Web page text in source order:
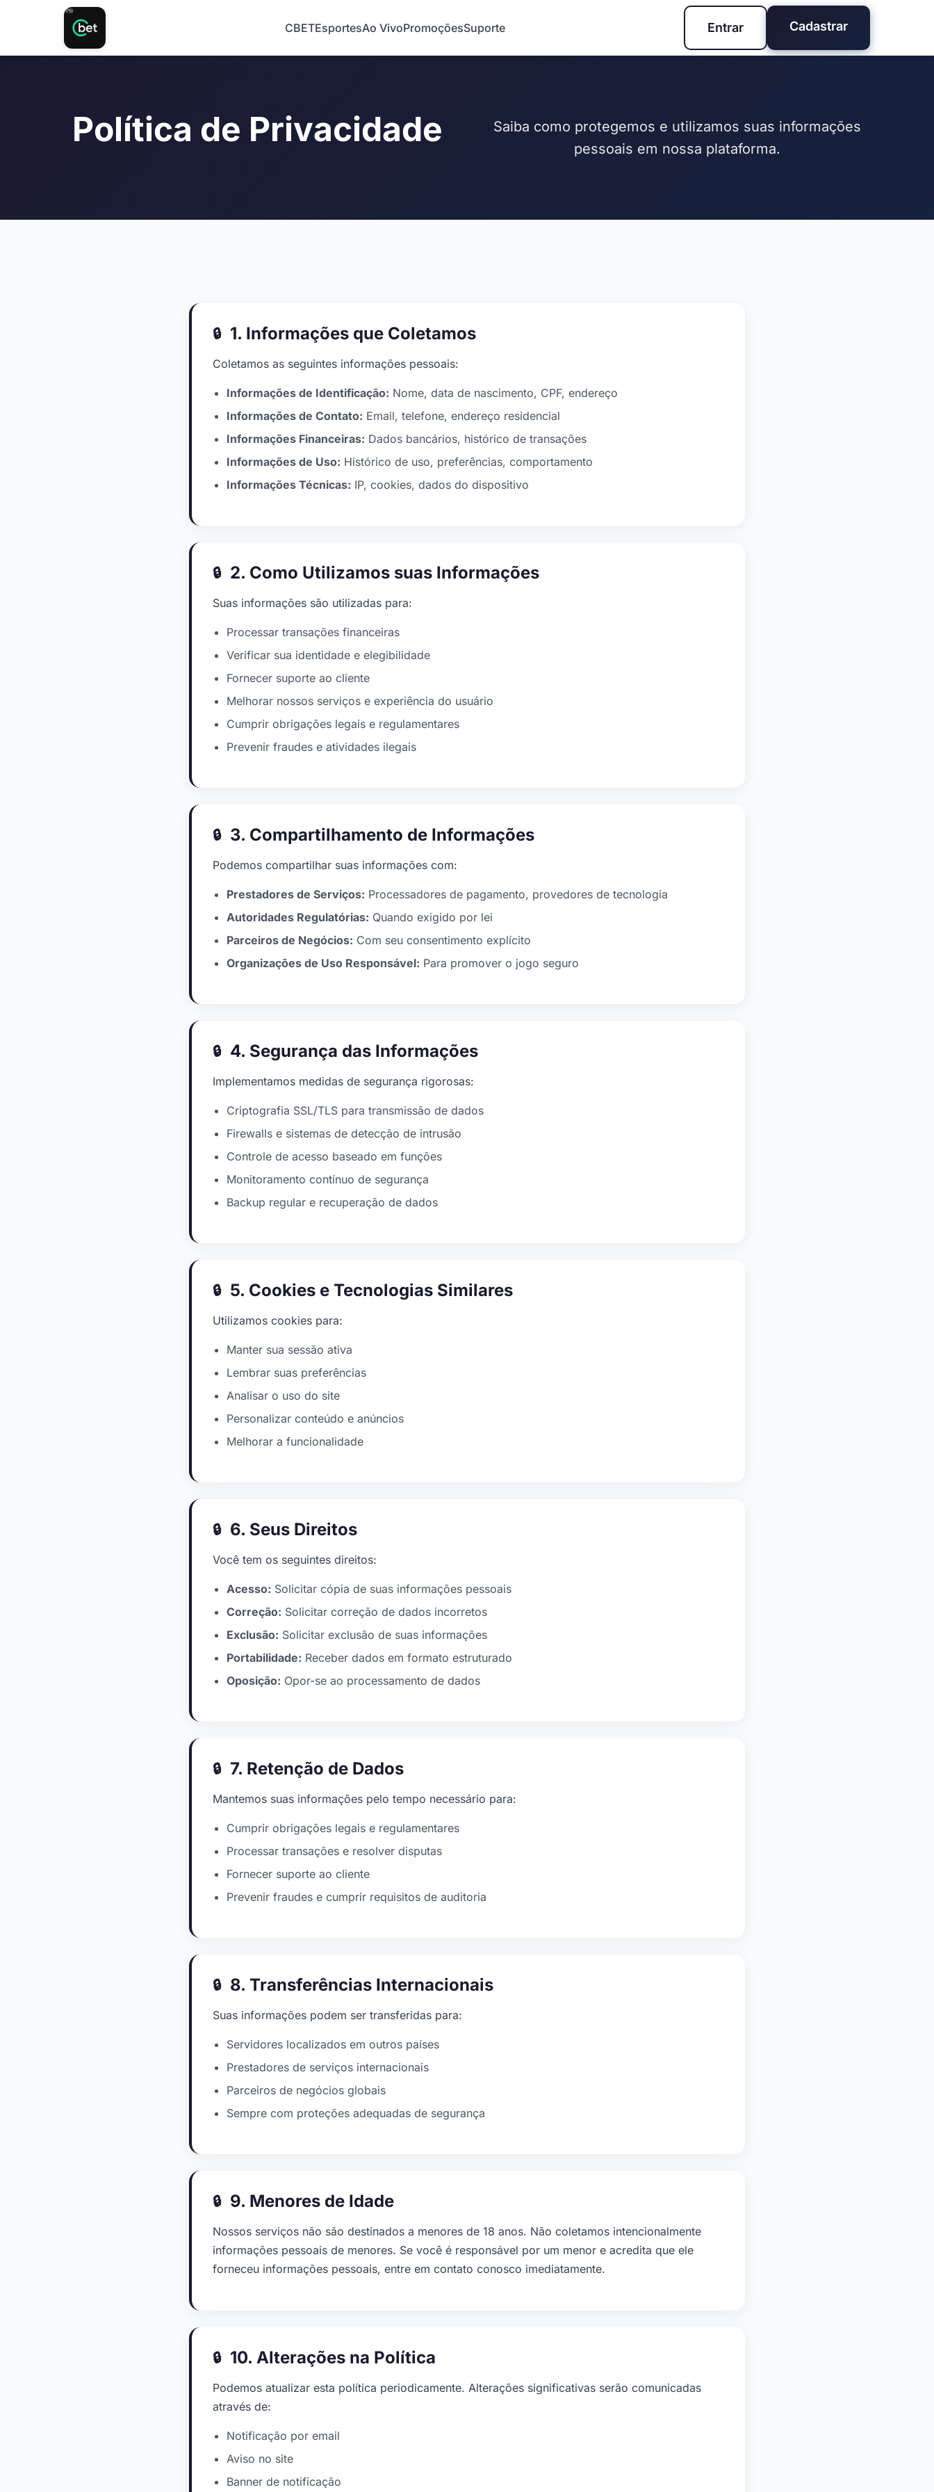
CBETEsportesAo VivoPromoçõesSuporte Entrar Cadastrar
Política de Privacidade
Saiba como protegemos e utilizamos suas informações
pessoais em nossa plataforma.
1. Informações que Coletamos
Coletamos as seguintes informações pessoais:
Informações de Identificação: Nome, data de nascimento, CPF, endereço
Informações de Contato: Email, telefone, endereço residencial
Informações Financeiras: Dados bancários, histórico de transações
Informações de Uso: Histórico de uso, preferências, comportamento
Informações Técnicas: IP, cookies, dados do dispositivo
2. Como Utilizamos suas Informações
Suas informações são utilizadas para:
Processar transações financeiras
Verificar sua identidade e elegibilidade
Fornecer suporte ao cliente
Melhorar nossos serviços e experiência do usuário
Cumprir obrigações legais e regulamentares
Prevenir fraudes e atividades ilegais
3. Compartilhamento de Informações
Podemos compartilhar suas informações com:
Prestadores de Serviços: Processadores de pagamento, provedores de tecnologia
Autoridades Regulatórias: Quando exigido por lei
Parceiros de Negócios: Com seu consentimento explícito
Organizações de Uso Responsável: Para promover o jogo seguro
4. Segurança das Informações
Implementamos medidas de segurança rigorosas:
Criptografia SSL/TLS para transmissão de dados
Firewalls e sistemas de detecção de intrusão
Controle de acesso baseado em funções
Monitoramento contínuo de segurança
Backup regular e recuperação de dados
5. Cookies e Tecnologias Similares
Utilizamos cookies para:
Manter sua sessão ativa
Lembrar suas preferências
Analisar o uso do site
Personalizar conteúdo e anúncios
Melhorar a funcionalidade
6. Seus Direitos
Você tem os seguintes direitos:
Acesso: Solicitar cópia de suas informações pessoais
Correção: Solicitar correção de dados incorretos
Exclusão: Solicitar exclusão de suas informações
Portabilidade: Receber dados em formato estruturado
Oposição: Opor-se ao processamento de dados
7. Retenção de Dados
Mantemos suas informações pelo tempo necessário para:
Cumprir obrigações legais e regulamentares
Processar transações e resolver disputas
Fornecer suporte ao cliente
Prevenir fraudes e cumprir requisitos de auditoria
8. Transferências Internacionais
Suas informações podem ser transferidas para:
Servidores localizados em outros países
Prestadores de serviços internacionais
Parceiros de negócios globais
Sempre com proteções adequadas de segurança
9. Menores de Idade
Nossos serviços não são destinados a menores de 18 anos. Não coletamos intencionalmente
informações pessoais de menores. Se você é responsável por um menor e acredita que ele
forneceu informações pessoais, entre em contato conosco imediatamente.
10. Alterações na Política
Podemos atualizar esta política periodicamente. Alterações significativas serão comunicadas
através de:
Notificação por email
Aviso no site
Banner de notificação